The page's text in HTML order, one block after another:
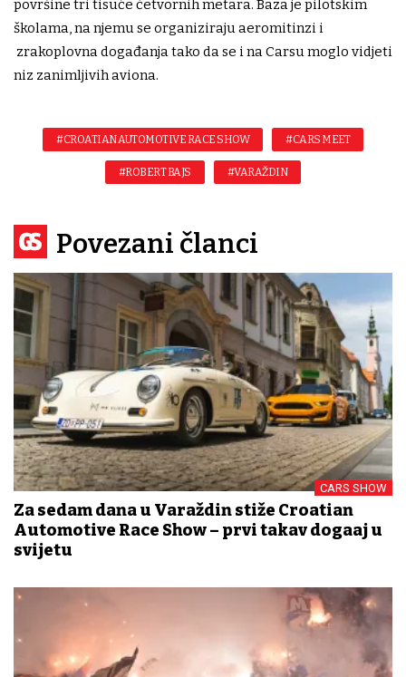
površine tri tisuće četvornih metara. Baza je pilotskim
školama, na njemu se organiziraju aeromitinzi i
zrakoplovna događanja tako da se i na Carsu moglo vidjeti
niz zanimljivih aviona.
#CROATIAN AUTOMOTIVE RACE SHOW #CARS MEET
#ROBERT BAJS #VARAŽDIN
Povezani članci
CARS SHOW
Za sedam dana u Varaždin stiže Croatian
Automotive Race Show – prvi takav događaj u
svijetu